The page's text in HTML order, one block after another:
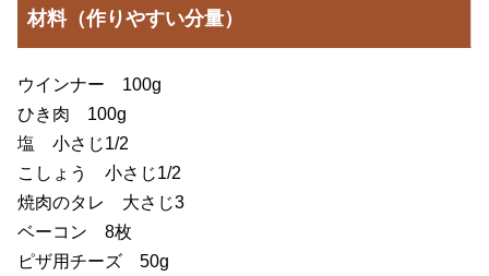
材料（作りやすい分量）
ウインナー 100g
ひき肉 100g
塩 小さじ1/2
こしょう 小さじ1/2
焼肉のタレ 大さじ3
ベーコン 8枚
ピザ用チーズ 50g